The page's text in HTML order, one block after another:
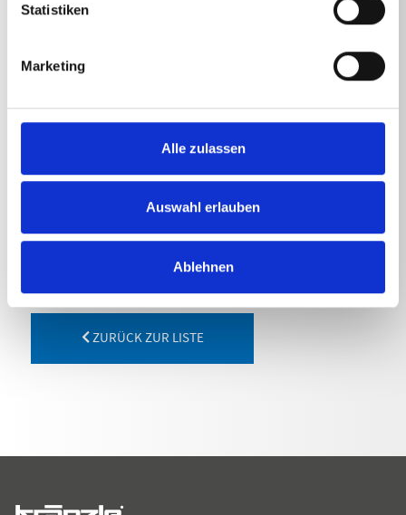
Statistiken
Marketing
Alle zulassen
Auswahl erlauben
Ablehnen
TECHNISCHE ANGABEN
Kränzle Plus
5l
ZURÜCK ZUR LISTE